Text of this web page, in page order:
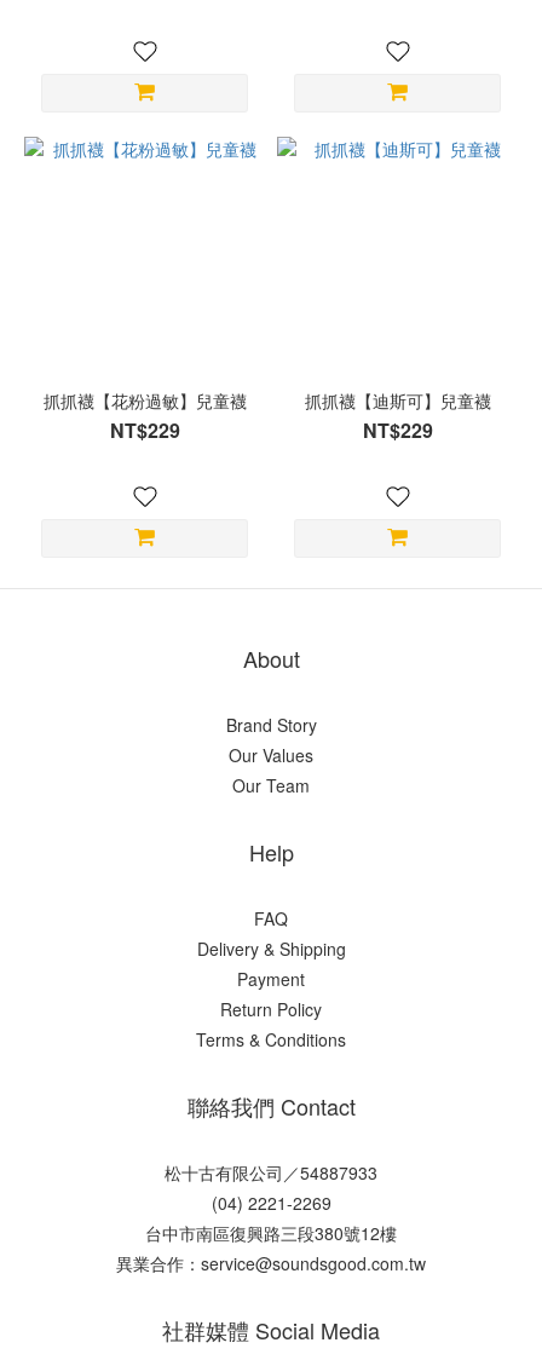
抓抓襪【花粉過敏】兒童襪
NT$229
抓抓襪【迪斯可】兒童襪
NT$229
About
Brand Story
Our Values
Our Team
Help
FAQ
Delivery & Shipping
Payment
Return Policy
Terms & Conditions
聯絡我們 Contact
松十古有限公司／54887933
(04) 2221-2269
台中市南區復興路三段380號12樓
異業合作：service@soundsgood.com.tw
社群媒體 Social Media